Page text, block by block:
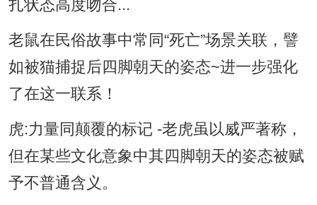
扎状态高度吻合...
老鼠在民俗故事中常同“死亡”场景关联，譬
如被猫捕捉后四脚朝天的姿态~进一步强化
了在这一联系！
虎:力量同颠覆的标记 -老虎虽以威严著称，
但在某些文化意象中其四脚朝天的姿态被赋
予不普通含义。